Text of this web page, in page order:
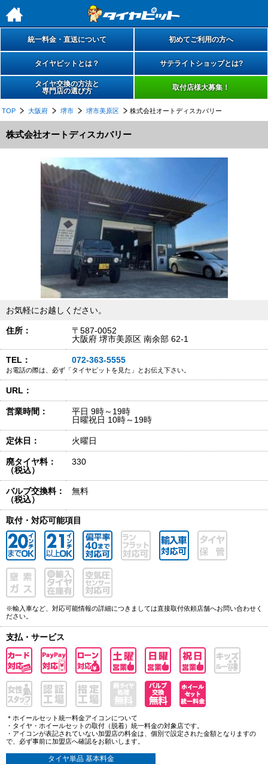
h
統一料金・直送について 初めてご利用の方へ
タイヤピットとは？ サテライトショップとは?
タイヤ交換の方法と
専門店の選び方
取付店様大募集！
TOP 大阪府 堺市 堺市美原区 株式会社オートディスカバリー
株式会社オートディスカバリー
お気軽にお越しください。
住所：
〒587-0052
大阪府 堺市美原区 南余部 62-1
TEL： 072-363-5555
お電話の際は、必ず「タイヤピットを見た」とお伝え下さい。
URL：
営業時間：
平日 9時～19時
日曜祝日 10時～19時
定休日： 火曜日
廃タイヤ料：
（税込）
330
バルブ交換料：
（税込）
無料
取付・対応可能項目
※輸入車など、対応可能情報の詳細につきましては直接取付依頼店舗へお問い合わせく
ださい。
支払・サービス
＊ホイールセット統一料金アイコンについて
・タイヤ・ホイールセットの取付（脱着）統一料金の対象店です。
・アイコンが表記されていない加盟店の料金は、個別で設定された金額となりますの
で、必ず事前に加盟店へ確認をお願いします。
タイヤ単品 基本料金